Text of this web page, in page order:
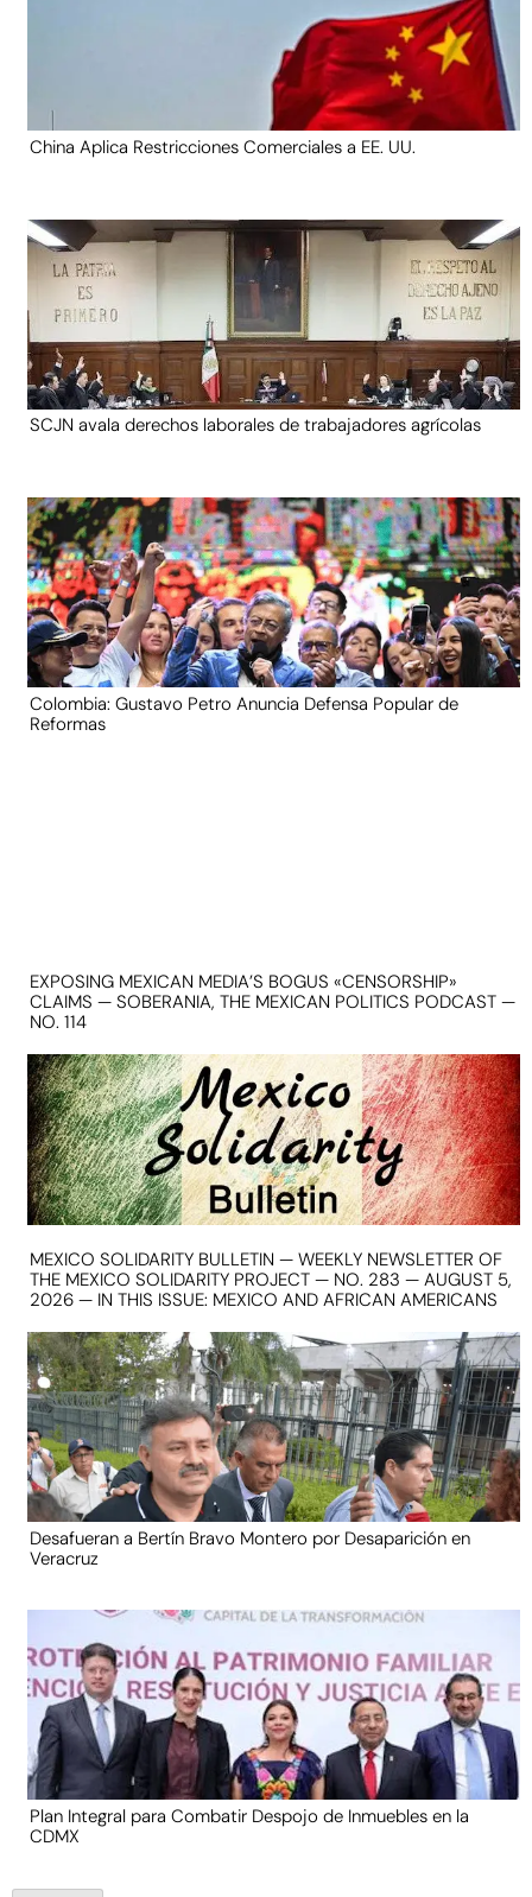
China Aplica Restricciones Comerciales a EE. UU.
SCJN avala derechos laborales de trabajadores agrícolas
Colombia: Gustavo Petro Anuncia Defensa Popular de
Reformas
EXPOSING MEXICAN MEDIA’S BOGUS «CENSORSHIP»
CLAIMS — SOBERANIA, THE MEXICAN POLITICS PODCAST —
NO. 114
MEXICO SOLIDARITY BULLETIN — WEEKLY NEWSLETTER OF
THE MEXICO SOLIDARITY PROJECT — NO. 283 — AUGUST 5,
2026 — IN THIS ISSUE: MEXICO AND AFRICAN AMERICANS
Desafueran a Bertín Bravo Montero por Desaparición en
Veracruz
Plan Integral para Combatir Despojo de Inmuebles en la
CDMX